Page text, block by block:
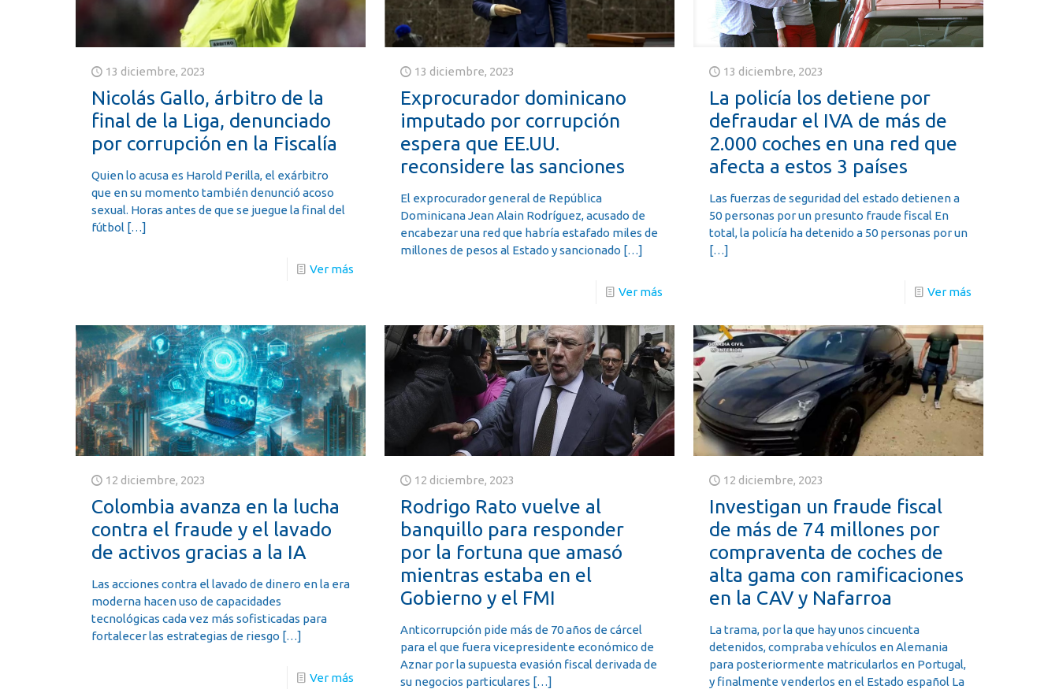
13 diciembre, 2023
Nicolás Gallo, árbitro de la
final de la Liga, denunciado
por corrupción en la Fiscalía
Quien lo acusa es Harold Perilla, el exárbitro
que en su momento también denunció acoso
sexual. Horas antes de que se juegue la final del
fútbol […]
Ver más
13 diciembre, 2023
Exprocurador dominicano
imputado por corrupción
espera que EE.UU.
reconsidere las sanciones
El exprocurador general de República
Dominicana Jean Alain Rodríguez, acusado de
encabezar una red que habría estafado miles de
millones de pesos al Estado y sancionado […]
Ver más
13 diciembre, 2023
La policía los detiene por
defraudar el IVA de más de
2.000 coches en una red que
afecta a estos 3 países
Las fuerzas de seguridad del estado detienen a
50 personas por un presunto fraude fiscal En
total, la policía ha detenido a 50 personas por un
[…]
Ver más
12 diciembre, 2023
Colombia avanza en la lucha
contra el fraude y el lavado
de activos gracias a la IA
Las acciones contra el lavado de dinero en la era
moderna hacen uso de capacidades
tecnológicas cada vez más sofisticadas para
fortalecer las estrategias de riesgo […]
Ver más
12 diciembre, 2023
Rodrigo Rato vuelve al
banquillo para responder
por la fortuna que amasó
mientras estaba en el
Gobierno y el FMI
Anticorrupción pide más de 70 años de cárcel
para el que fuera vicepresidente económico de
Aznar por la supuesta evasión fiscal derivada de
su negocios particulares […]
12 diciembre, 2023
Investigan un fraude fiscal
de más de 74 millones por
compraventa de coches de
alta gama con ramificaciones
en la CAV y Nafarroa
La trama, por la que hay unos cincuenta
detenidos, compraba vehículos en Alemania
para posteriormente matricularlos en Portugal,
y finalmente venderlos en el Estado español La